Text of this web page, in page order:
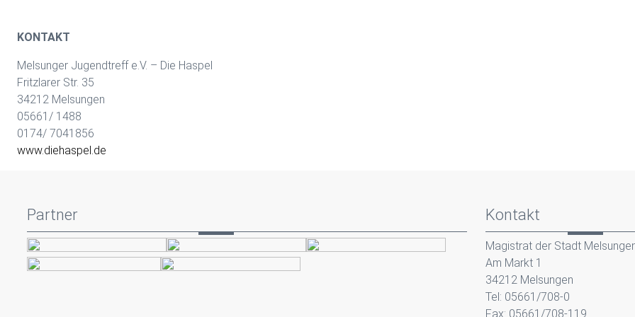
KONTAKT
Melsunger Jugendtreff e.V. – Die Haspel
Fritzlarer Str. 35
34212 Melsungen
05661/ 1488
0174/ 7041856
www.diehaspel.de
Partner Kontakt
Magistrat der Stadt
Am Markt 1
34212 Melsungen
Tel: 05661/708-0
Fax: 05661/708-119